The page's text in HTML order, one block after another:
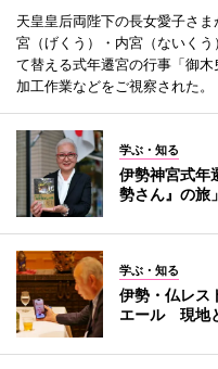
天皇皇后両陛下の長女愛子さ
宮（げくう）・内宮（ないく
て替える式年遷宮の行事「御
加工作業などをご視察された。
学ぶ・知る
伊勢神宮式
勢さん』の旅
学ぶ・知る
伊勢・仏レス
エール 現地